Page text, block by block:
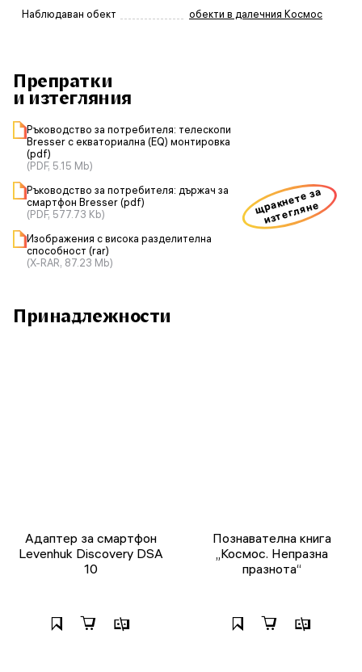
Наблюдаван обект обекти в далечния Космос
Препратки
и изтегляния
Ръководство за потребителя: телескопи
Bresser с екваториална (EQ) монтировка
(pdf)
(PDF, 5.15 Mb)
Ръководство за потребителя: държач за
смартфон Bresser (pdf)
(PDF, 577.73 Kb)
Изображения с висока разделителна
способност (rar)
(X-RAR, 87.23 Mb)
щракнете за
изтегляне
Принадлежности
Адаптер за смартфон
Levenhuk Discovery DSA
10
Познавателна книга
„Космос. Непразна
празнота“